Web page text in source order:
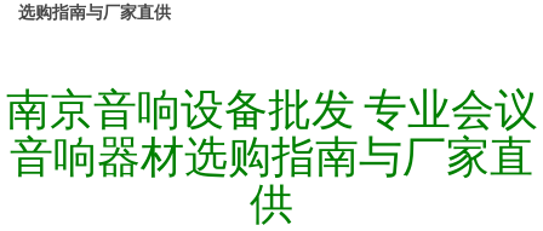
选购指南与厂家直供
南京音响设备批发 专业会议
音响器材选购指南与厂家直
供